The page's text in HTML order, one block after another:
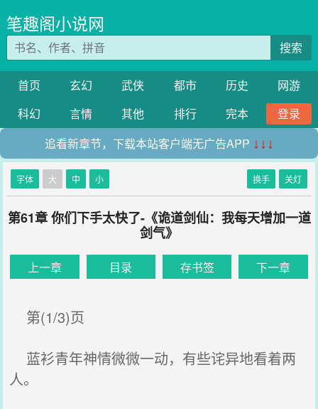
笔趣阁小说网
搜索
首页 玄幻 武侠 都市 历史
网游
科幻
言情 其他 排行 完本
登录
追看新章节，下载本站客户端无广告APP ↓↓↓
字体 大 中 小 换手 关灯
第61章 你们下手太快了-《诡道剑仙：我每天增加一道
剑气》
上一章 目录 存书签 下一章
第(1/3)页
蓝衫青年神情微微一动，有些诧异地看着两
人。